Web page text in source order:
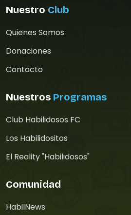
Nuestro Club
Quienes Somos
Donaciones
Contacto
Nuestros Programas
Club Habilidosos FC
Los Habilidositos
El Reality "Habilidosos"
Comunidad
HabilNews